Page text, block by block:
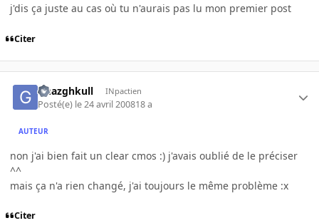
j'dis ça juste au cas où tu n'aurais pas lu mon premier post
Citer
Ghazghkull INpactien
Posté(e) le 24 avril 200818 a
AUTEUR
non j'ai bien fait un clear cmos :) j'avais oublié de le préciser
^^
mais ça n'a rien changé, j'ai toujours le même problème :x
Citer